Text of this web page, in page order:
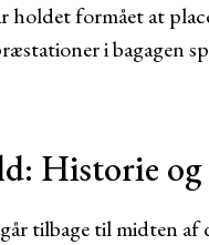
holdet formået at
i bagagen
Historie
tilbage til midten